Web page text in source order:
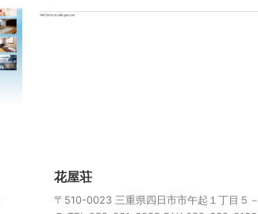
花屋荘
〒510-0023 三重県四日市市午起１丁目５－